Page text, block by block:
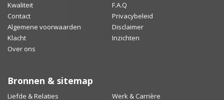
Kwaliteit
F.A.Q
Contact
Privacybeleid
Algemene voorwaarden
Disclaimer
Klacht
Inzichten
Over ons
Bronnen & sitemap
Liefde & Relaties Werk & Carrière